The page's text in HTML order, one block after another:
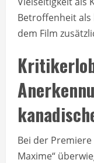
Betroffenheit
dem Film
Bei der
Maxime“